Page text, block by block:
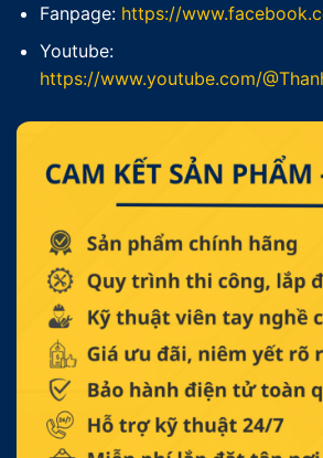
Fanpage: https://
Youtube:
https://www.youtube.com/